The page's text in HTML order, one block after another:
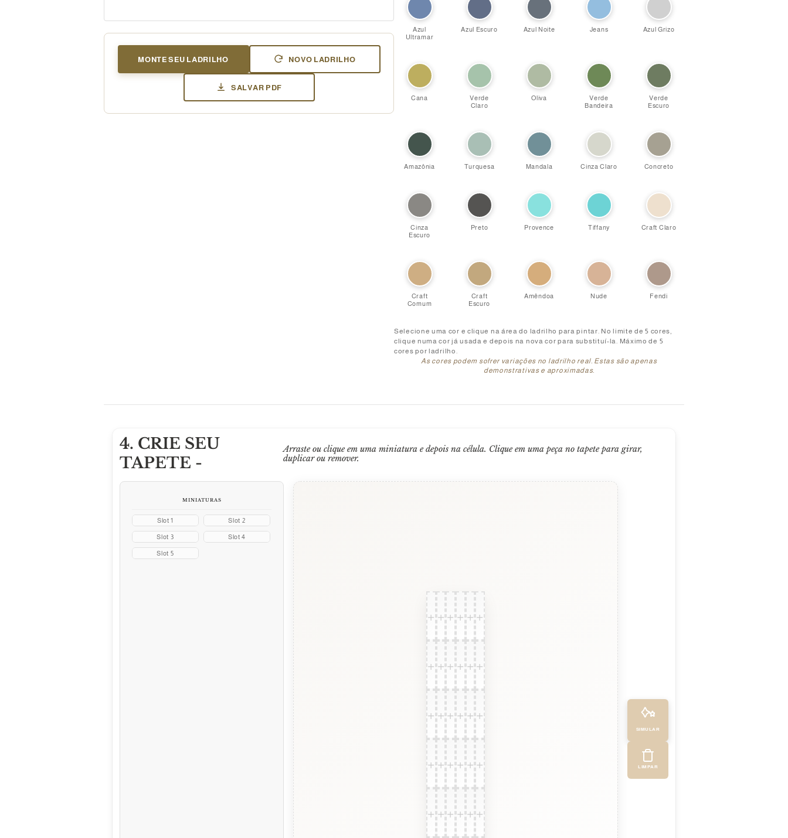
MONTE SEU LADRILHO NOVO LADRILHO
SALVAR PDF
Azul
Ultramar
Azul Escuro Azul Noite Jeans Azul Grizo
Cana
Verde
Claro
Oliva
Verde
Bandeira
Verde
Escuro
Amazônia Turquesa Mandala Cinza Claro Concreto
Cinza
Escuro
Preto Provence Tiffany Craft Claro
Craft
Comum
Craft
Escuro
Amêndoa Nude Fendi
Selecione uma cor e clique na área do ladrilho para pintar. No limite de 5 cores,
clique numa cor já usada e depois na nova cor para substituí-la. Máximo de 5
cores por ladrilho.
As cores podem sofrer variações no ladrilho real. Estas são apenas
demonstrativas e aproximadas.
4. CRIE SEU
TAPETE -
Arraste ou clique em uma miniatura e depois na célula. Clique em uma peça no tapete para girar,
duplicar ou remover.
MINIATURAS
Slot 1 Slot 2
Slot 3 Slot 4
Slot 5
+ ++ + ++
+ ++ + ++
+ ++ + ++
+ ++ + ++
+ ++ + ++
SIMULAR
LIMPAR